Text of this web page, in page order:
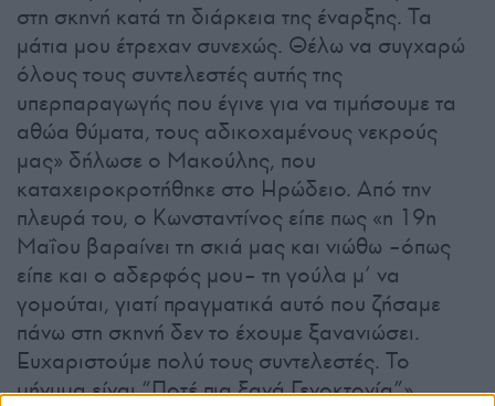
στη σκηνή κατά τη διάρκεια της έναρξης. Τα
μάτια μου έτρεχαν συνεχώς. Θέλω να συγχαρώ
όλους τους συντελεστές αυτής της
υπερπαραγωγής που έγινε για να τιμήσουμε τα
αθώα θύματα, τους αδικοχαμένους νεκρούς
μας» δήλωσε ο Μακούλης, που
καταχειροκροτήθηκε στο Ηρώδειο. Από την
πλευρά του, ο Κωνσταντίνος είπε πως «η 19η
Μαΐου βαραίνει τη σκιά μας και νιώθω –όπως
είπε και ο αδερφός μου– τη γούλα μ’ να
γομούται, γιατί πραγματικά αυτό που ζήσαμε
πάνω στη σκηνή δεν το έχουμε ξανανιώσει.
Ευχαριστούμε πολύ τους συντελεστές. Το
μήνυμα είναι “Ποτέ πια ξανά Γενοκτονία”».